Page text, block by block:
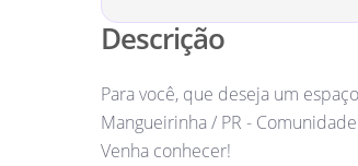
Descrição
Para você, que deseja um
Mangueirinha / PR -
Venha conhecer!